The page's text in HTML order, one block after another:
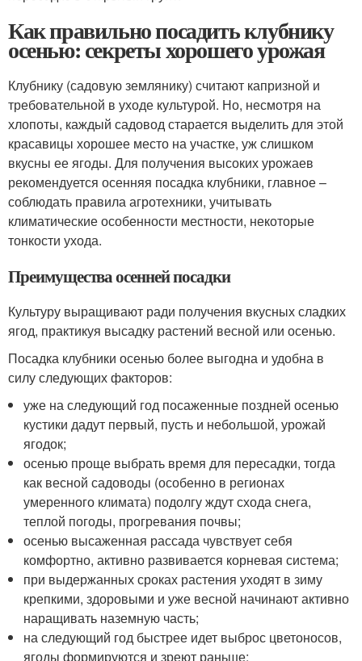
Как правильно посадить клубнику
осенью: секреты хорошего урожая
Клубнику (садовую землянику) считают капризной и
требовательной в уходе культурой. Но, несмотря на
хлопоты, каждый садовод старается выделить для этой
красавицы хорошее место на участке, уж слишком
вкусны ее ягоды. Для получения высоких урожаев
рекомендуется осенняя посадка клубники, главное –
соблюдать правила агротехники, учитывать
климатические особенности местности, некоторые
тонкости ухода.
Преимущества осенней посадки
Культуру выращивают ради получения вкусных сладких
ягод, практикуя высадку растений весной или осенью.
Посадка клубники осенью более выгодна и удобна в
силу следующих факторов:
уже на следующий год посаженные поздней осенью
кустики дадут первый, пусть и небольшой, урожай
ягодок;
осенью проще выбрать время для пересадки, тогда
как весной садоводы (особенно в регионах
умеренного климата) подолгу ждут схода снега,
теплой погоды, прогревания почвы;
осенью высаженная рассада чувствует себя
комфортно, активно развивается корневая система;
при выдержанных сроках растения уходят в зиму
крепкими, здоровыми и уже весной начинают активно
наращивать наземную часть;
на следующий год быстрее идет выброс цветоносов,
ягоды формируются и зреют раньше;